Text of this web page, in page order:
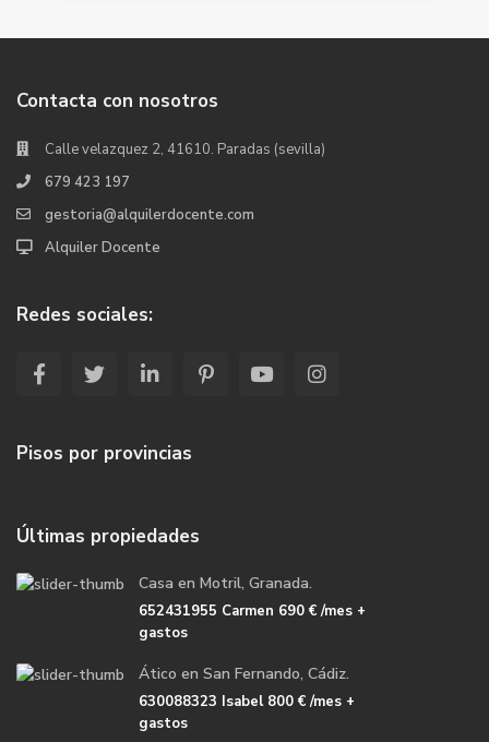
Contacta con nosotros
Calle velazquez 2, 41610. Paradas (sevilla)
679 423 197
gestoria@alquilerdocente.com
Alquiler Docente
Redes sociales:
Pisos por provincias
Últimas propiedades
Casa en Motril, Granada.
652431955 Carmen 690 €/mes +
gastos
Ático en San Fernando, Cádiz.
630088323 Isabel800 €/mes +
gastos